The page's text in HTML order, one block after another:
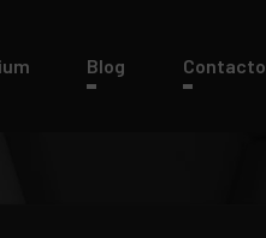
Blog Contacto